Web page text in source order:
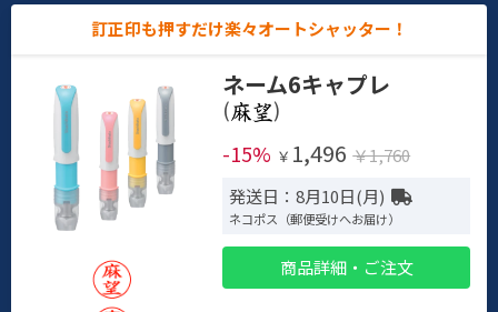
訂正印も押すだけ楽々オートシャッター！
ネーム6キャプレ
(
)
-15% ￥ 1,496 ￥1,760
発送日：8月10日(月)
ネコポス（郵便受けへお届け）
商品詳細・ご注文